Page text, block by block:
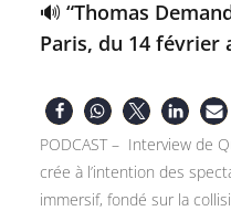
🔊 “Thomas
Paris, du 14 février
PODCAST – Interview de
crée à l’intention des
immersif, fondé sur la